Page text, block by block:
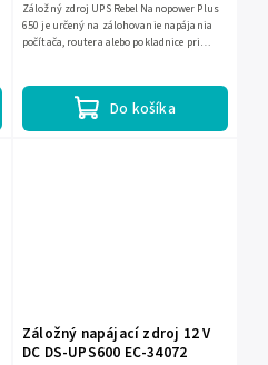
Do košíka
Záložný zdroj UPS Rebel Nanopower Plus
650 je určený na zálohovanie napájania
počítača, routera alebo pokladnice pri
Záložný napájací zdroj 12 V
DC DS-UPS600 EC-34072